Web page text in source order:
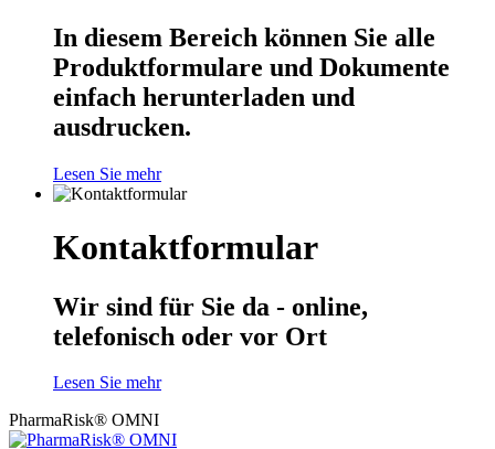
In diesem Bereich können Sie alle
Produktformulare und Dokumente
einfach herunterladen und
ausdrucken.
Lesen Sie mehr
Kontaktformular
Wir sind für Sie da - online,
telefonisch oder vor Ort
Lesen Sie mehr
PharmaRisk® OMNI